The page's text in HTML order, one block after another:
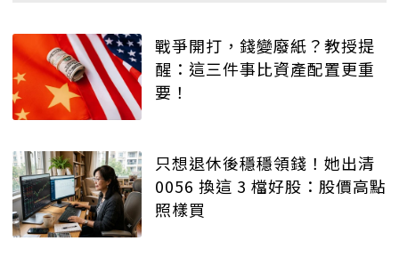
戰爭開打，錢變廢紙？教授提
醒：這三件事比資產配置更重
要！
只想退休後穩穩領錢！她出清
0056 換這 3 檔好股：股價高點
照樣買